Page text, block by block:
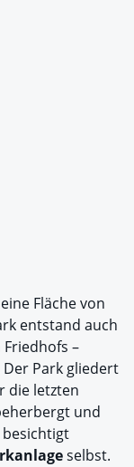
Fläche von
entstand auch
–
Park gliedert
die letzten
und
besichtigt
selbst.